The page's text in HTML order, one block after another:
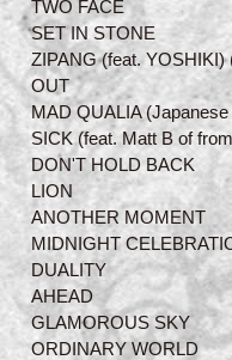
TWO FACE
SET IN STONE
ZIPANG (feat. YOSHIKI)
OUT
MAD QUALIA (Japanese
SICK (feat. Matt B of
DON'T HOLD BACK
LION
ANOTHER MOMENT
MIDNIGHT
DUALITY
AHEAD
GLAMOROUS SKY
ORDINARY WORLD